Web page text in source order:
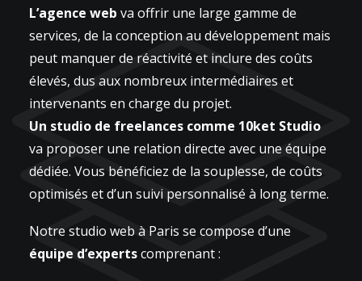
L’agence web va offrir une large gamme de
services, de la conception au développement mais
peut manquer de réactivité et inclure des coûts
élevés, dus aux nombreux intermédiaires et
intervenants en charge du projet.
Un studio de freelances comme 10ket Studio
va proposer une relation directe avec une équipe
dédiée. Vous bénéficiez de la souplesse, de coûts
optimisés et d’un suivi personnalisé à long terme.
Notre studio web à Paris se compose d’une
équipe d’expertscomprenant :